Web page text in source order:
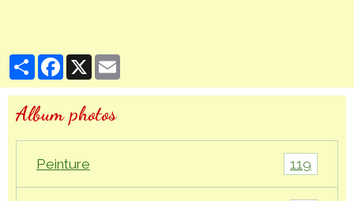
PartagerFacebook
X
Album photos
Peinture 119